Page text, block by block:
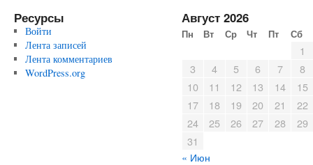
Ресурсы
Войти
Лента записей
Лента комментариев
WordPress.org
Август 2026
Пн Вт Ср Чт Пт Сб
1
3
4 5 6 7
8
10
11 12 13 14
15
17
18 19 20 21
22
24
25 26 27 28
29
31
« Июн